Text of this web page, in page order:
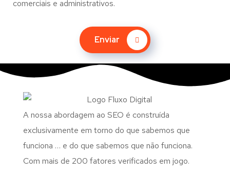
comerciais e administrativos.
Enviar
A nossa abordagem ao SEO é construída
exclusivamente em torno do que sabemos que
funciona … e do que sabemos que não funciona.
Com mais de 200 fatores verificados em jogo.